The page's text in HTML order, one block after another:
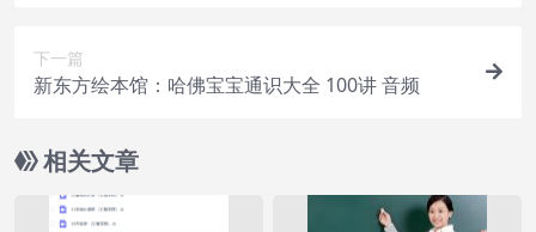
下一篇
新东方绘本馆：哈佛宝宝通识大全 100讲 音频
相关文章